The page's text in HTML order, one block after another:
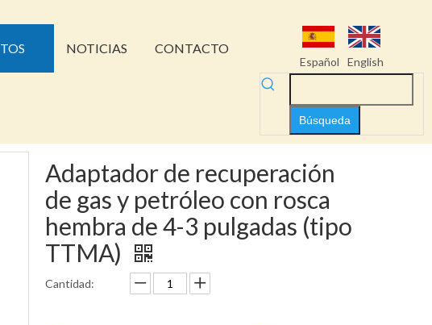
NOTICIAS CONTACTO
Español English
Búsqueda
Adaptador de recuperación
de gas y petróleo con rosca
hembra de 4-3 pulgadas (tipo
TTMA)
Cantidad: